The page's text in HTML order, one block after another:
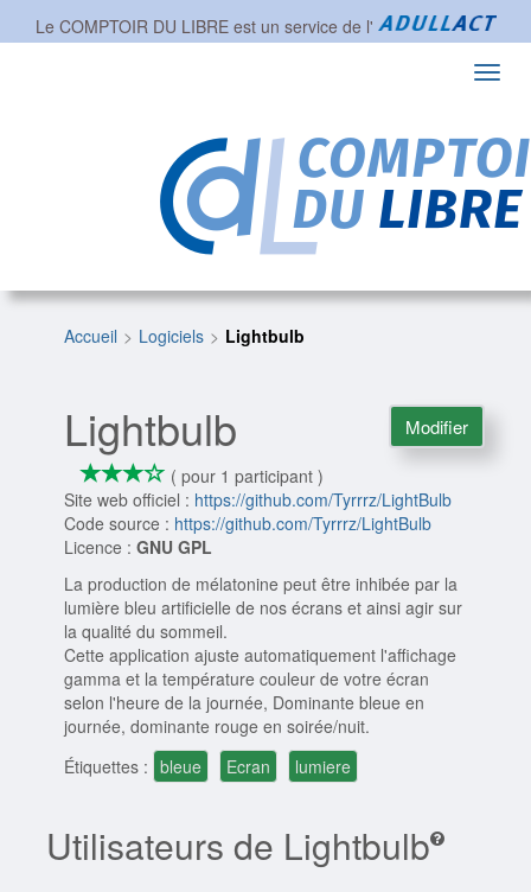
Le COMPTOIR DU LIBRE est un service de l'
Accueil Logiciels Lightbulb
Lightbulb
*** *
3/4
( pour 1 participant )
Site web officiel : https://github.com/Tyrrrz/LightBulb
Code source : https://github.com/Tyrrrz/LightBulb
Licence :GNU GPL
La production de mélatonine peut être inhibée par la
lumière bleu artificielle de nos écrans et ainsi agir sur
la qualité du sommeil.
Cette application ajuste automatiquement l'affichage
gamma et la température couleur de votre écran
selon l'heure de la journée, Dominante bleue en
journée, dominante rouge en soirée/nuit.
Étiquettes : bleue Ecran lumiere
Modifier
Utilisateurs de Lightbulb